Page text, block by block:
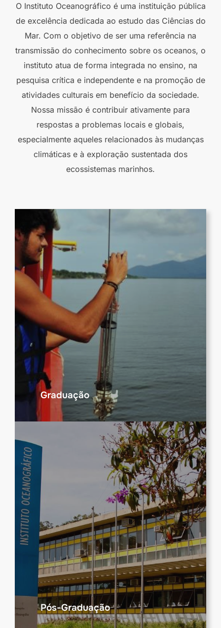
O Instituto Oceanográfico é uma instituição pública
de excelência dedicada ao estudo das Ciências do
Mar. Com o objetivo de ser uma referência na
transmissão do conhecimento sobre os oceanos, o
instituto atua de forma integrada no ensino, na
pesquisa crítica e independente e na promoção de
atividades culturais em benefício da sociedade.
Nossa missão é contribuir ativamente para
respostas a problemas locais e globais,
especialmente aqueles relacionados às mudanças
climáticas e à exploração sustentada dos
ecossistemas marinhos.
Graduação
Pós-Graduação